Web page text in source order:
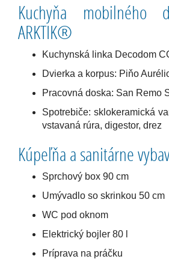
Kuchyňa mobilného
ARKTIK®
Kuchynská linka Decodom
Dvierka a korpus: Piňo
Pracovná doska: San Remo
Spotrebiče: sklokeramická
vstavaná rúra, digestor, drez
Kúpeľňa a sanitárne
Sprchový box 90 cm
Umývadlo so skrinkou 50 cm
WC pod oknom
Elektrický bojler 80 l
Príprava na práčku